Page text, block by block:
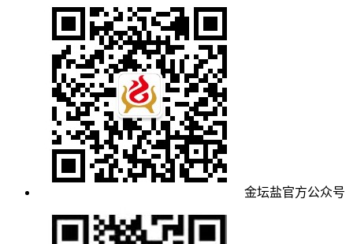
金坛盐官方公众号